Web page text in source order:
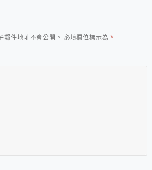
郵件地址不會公開。 必填欄位標示為*